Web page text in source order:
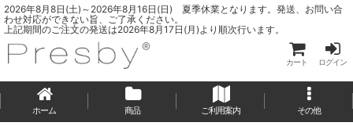
2026年8月8日(土)～2026年8月16日(日) 夏季休業となります。発送、お問い合
わせ対応ができない旨、ご了承ください。
上記期間のご注文の発送は2026年8月17日(月)より順次行います。
カート ログイン
ホーム 商品 ご利用案内 その他